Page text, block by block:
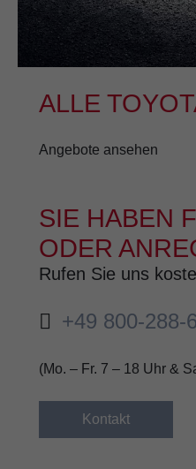
ALLE
Angebote ansehen
SIE HABEN
ODER
Rufen Sie uns
+49 800-288-
(Mo. – Fr. 7 – 18 Uhr &
Kontakt